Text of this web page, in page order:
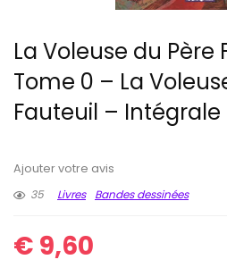
La Voleuse du Père
Tome 0 – La
Fauteuil –
Ajouter votre avis
35
Livres Bandes dessinées
€ 9,60